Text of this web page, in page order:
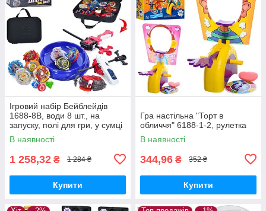
Ігровий набір Бейблейдів
1688-8B, води 8 шт., на
запуску, полі для гри, у сумці
В наявності
1 258,32 ₴ 1 284 ₴
Купити
Гра настільна "Торт в
обличчя" 6188-1-2, рулетка
В наявності
344,96 ₴ 352 ₴
Купити